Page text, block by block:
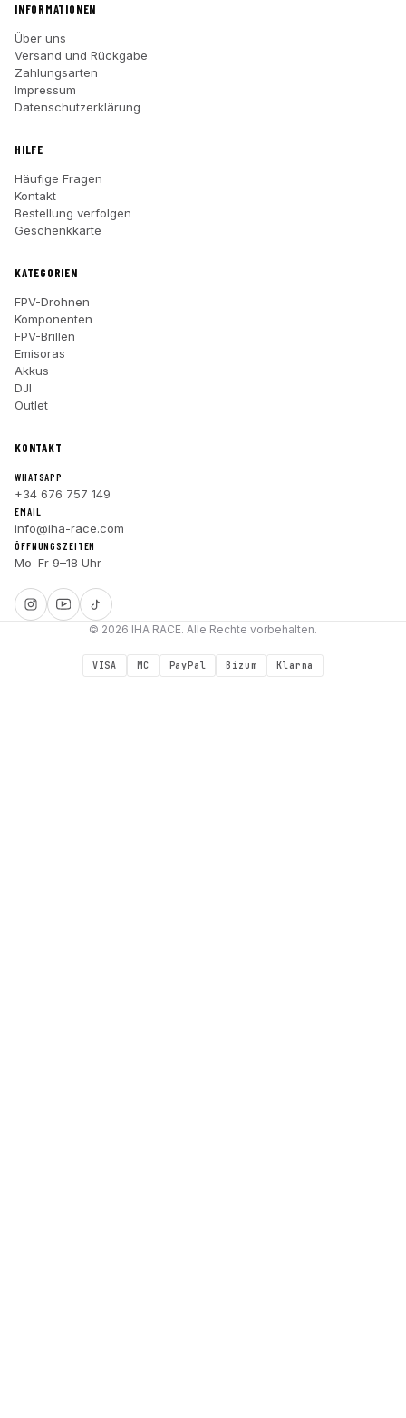
INFORMATIONEN
Über uns
Versand und Rückgabe
Zahlungsarten
Impressum
Datenschutzerklärung
HILFE
Häufige Fragen
Kontakt
Bestellung verfolgen
Geschenkkarte
KATEGORIEN
FPV-Drohnen
Komponenten
FPV-Brillen
Emisoras
Akkus
DJI
Outlet
KONTAKT
WHATSAPP
+34 676 757 149
EMAIL
info@iha-race.com
ÖFFNUNGSZEITEN
Mo–Fr 9–18 Uhr
© 2026 IHA RACE. Alle Rechte vorbehalten.
VISA MC PayPal Bizum Klarna